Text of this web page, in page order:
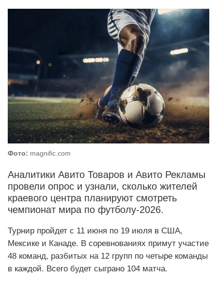
Фото: magnific.com
Аналитики Авито Товаров и Авито Рекламы
провели опрос и узнали, сколько жителей
краевого центра планируют смотреть
чемпионат мира по футболу-2026.
Турнир пройдет с 11 июня по 19 июля в США,
Мексике и Канаде. В соревнованиях примут участие
48 команд, разбитых на 12 групп по четыре команды
в каждой. Всего будет сыграно 104 матча.